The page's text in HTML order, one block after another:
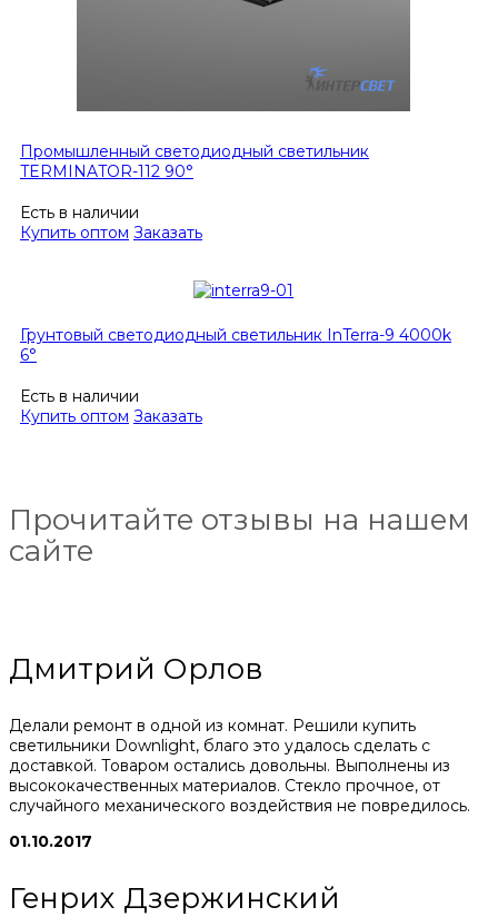
Промышленный светодиодный светильник
TERMINATOR-112 90°
Есть в наличии
Купить оптом Заказать
Грунтовый светодиодный светильник InTerra-9 4000k
6°
Есть в наличии
Купить оптом Заказать
Прочитайте отзывы на нашем
сайте
Дмитрий Орлов
Делали ремонт в одной из комнат. Решили купить
светильники Downlight, благо это удалось сделать с
доставкой. Товаром остались довольны. Выполнены из
высококачественных материалов. Стекло прочное, от
случайного механического воздействия не повредилось.
01.10.2017
Генрих Дзержинский